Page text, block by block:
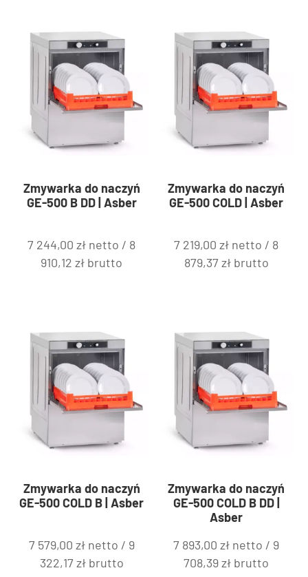
Zmywarka do naczyń
GE-500 B DD | Asber
7 244,00zł netto / 8
910,12zł brutto
Zmywarka do naczyń
GE-500 COLD | Asber
7 219,00zł netto / 8
879,37 złbrutto
Zmywarka do naczyń
GE-500 COLD B | Asber
7 579,00 zł netto / 9
322,17 złbrutto
Zmywarka do naczyń
GE-500 COLD B DD |
Asber
7 893,00zł netto / 9
708,39zł brutto